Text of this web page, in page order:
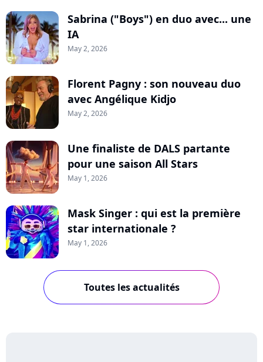
Sabrina ("Boys") en duo avec... une
IA
May 2, 2026
Florent Pagny : son nouveau duo
avec Angélique Kidjo
May 2, 2026
Une finaliste de DALS partante
pour une saison All Stars
May 1, 2026
Mask Singer : qui est la première
star internationale ?
May 1, 2026
Toutes les actualités